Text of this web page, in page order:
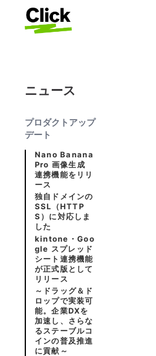
ニュース
プロダクトアップ
デート
Nano Banana
Pro 画像生成
連携機能をリリ
ース
独自ドメインの
SSL（HTTP
S）に対応しま
した
kintone・Goo
gle スプレッド
シート連携機能
が正式版として
リリース
～ドラッグ＆ド
ロップで実装可
能。企業DXを
加速し、さらな
るステーブルコ
インの普及推進
に貢献～